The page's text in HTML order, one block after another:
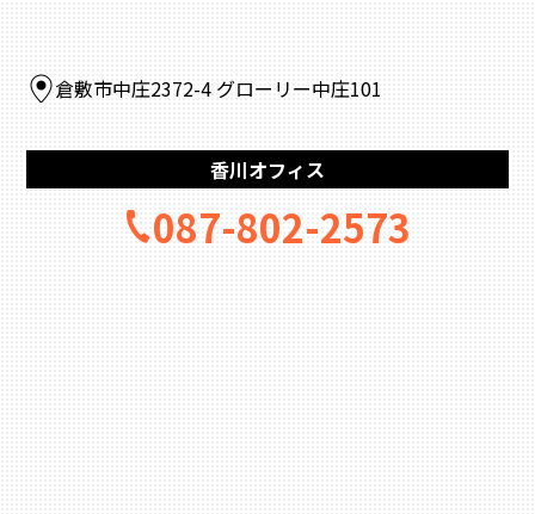
倉敷市中庄2372-4 グローリー中庄101
香川オフィス
087-802-2573